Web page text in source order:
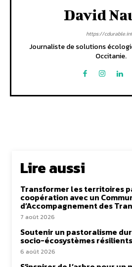
David
https://
Journaliste de solutions
Occitanie.
Lire aussi
Transformer les territoires
coopération avec un
d’Accompagnement des
7 août 2026
Soutenir un pastoralisme
socio-écosystèmes résilients
6 août 2026